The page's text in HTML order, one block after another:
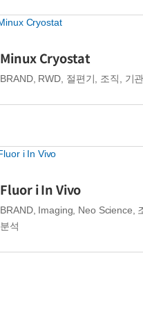
Minux Cryostat
BRAND, RWD 절편기 조직, 기
Fluor i In Vivo
BRAND, Imaging Neo Science
분석